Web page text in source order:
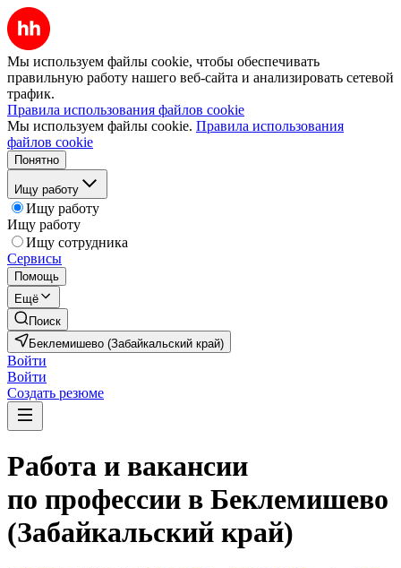
Мы используем файлы cookie, чтобы обеспечивать
правильную работу нашего веб-сайта и анализировать сетевой
трафик.
Правила использования файлов cookie
Мы используем файлы cookie. Правила использования
файлов cookie
Понятно
Ищу работу
Ищу работу
Ищу работу
Ищу сотрудника
Сервисы
Помощь
Ещё
Поиск
Беклемишево (Забайкальский край)
Войти
Войти
Создать резюме
Работа и вакансии
по профессии в Беклемишево
(Забайкальский край)